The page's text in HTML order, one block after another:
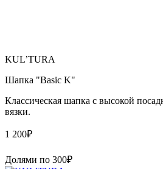
KUL’TURA
Шапка "Basic K"
Классическая шапка с высокой
вязки.
1 200₽
Долями по 300₽